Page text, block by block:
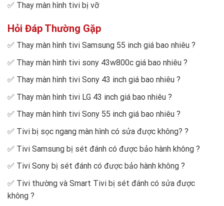
✅ Thay màn hình tivi bị vỡ
Hỏi Đáp Thường Gặp
✅ Thay màn hình tivi Samsung 55 inch giá bao nhiêu ?
✅ Thay màn hình tivi sony 43w800c giá bao nhiêu ?
✅ Thay màn hình tivi Sony 43 inch giá bao nhiêu ?
✅ Thay màn hình tivi LG 43 inch giá bao nhiêu ?
✅ Thay màn hình tivi Sony 55 inch giá bao nhiêu ?
✅ Tivi bị sọc ngang màn hình có sửa được không? ?
✅ Tivi Samsung bị sét đánh có được bảo hành không ?
✅ Tivi Sony bị sét đánh có được bảo hành không ?
✅ Tivi thường và Smart Tivi bị sét đánh có sửa được
không ?